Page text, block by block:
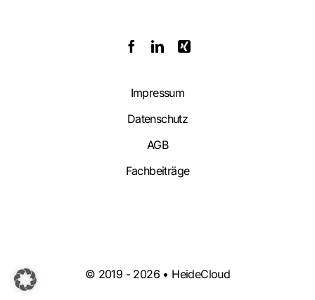
Impressum
Datenschutz
AGB
Fachbeiträge
© 2019 - 2026 • HeideCloud